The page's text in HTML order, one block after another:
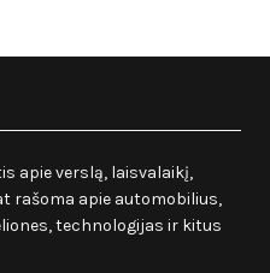
apie verslą, laisvalaikį,
rašoma apie automobilius,
technologijas ir kitus